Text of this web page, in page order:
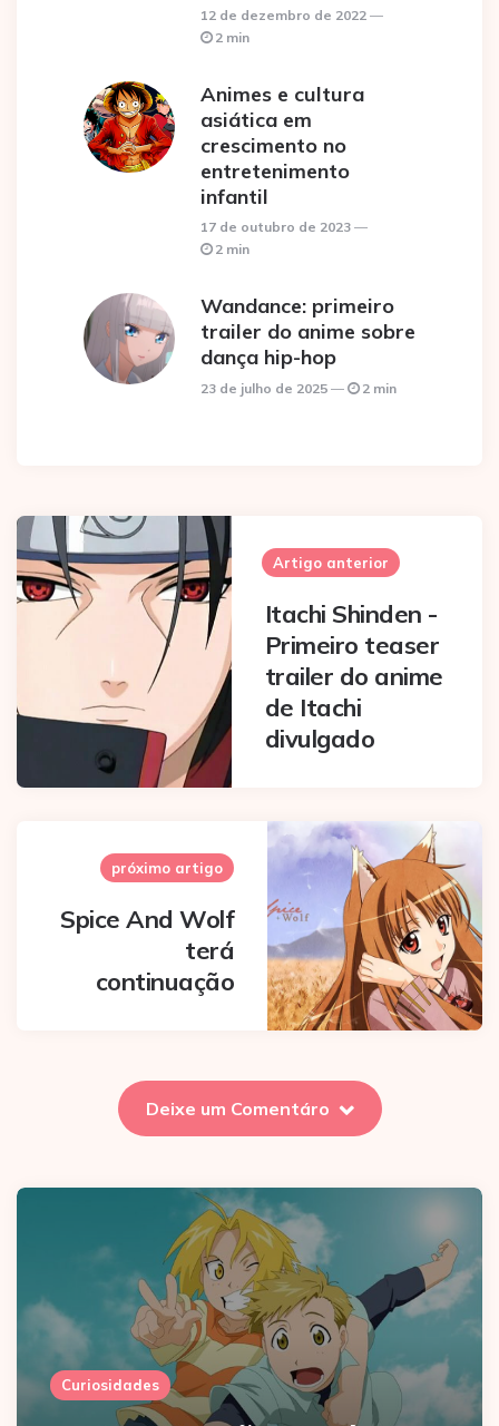
12 de dezembro de 2022
2 min
Animes e cultura
asiática em
crescimento no
entretenimento
infantil
17 de outubro de 2023
2 min
Wandance: primeiro
trailer do anime sobre
dança hip-hop
23 de julho de 2025 2 min
Post
navigation
Artigo anterior
Itachi Shinden -
Primeiro teaser
trailer do anime
de Itachi
divulgado
próximo artigo
Spice And Wolf
terá
continuação
Deixe um Comentáro
Curiosidades